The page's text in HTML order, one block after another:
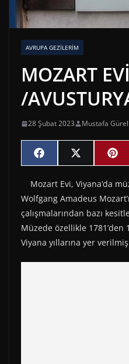
AVRUPA GEZİLERİM
MOZART
/
28 Şubat 2023 Mustafa
Share
on
F
a
e
b
o
o
k
Share
on
X
(
w
i
t
t
e
r
)
on
P
i
t
e
r
e
s
t
Mozart Evi, Viyana‘da
Wolfgang Amadeus
çalışmalarından bazı
Müzede özellikle 1781’den
Viyana yıllarına yer